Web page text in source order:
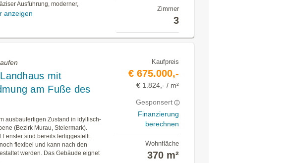
Ausführung, moderner,
anzeigen
Zimmer
3
mit
am Fuße des
ausbaufertigen Zustand in idyllisch-
(Bezirk Murau, Steiermark).
sind bereits fertiggestellt.
flexibel und kann nach den
werden. Das Gebäude eignet
Kaufpreis
€ 675.000,-
€ 1.824,- / m²
Gesponsert
Finanzierung
berechnen
Wohnfläche
370 m²